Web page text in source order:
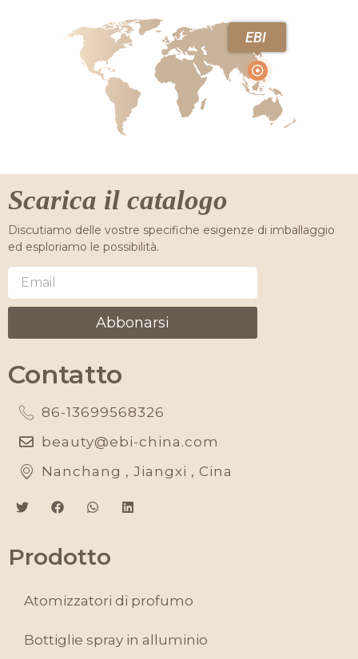
EBI
Scarica il catalogo
Discutiamo delle vostre specifiche esigenze di imballaggio
ed esploriamo le possibilità.
Abbonarsi
Contatto
86-13699568326
beauty@ebi-china.com
Nanchang , Jiangxi , Cina
Prodotto
Atomizzatori di profumo
Bottiglie spray in alluminio